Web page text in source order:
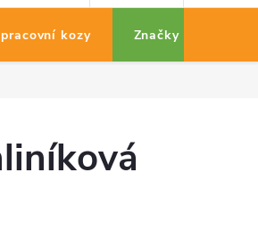
kozy Značky